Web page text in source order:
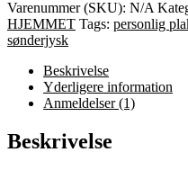
Varenummer (SKU): N/A
HJEMMET Tags: personlig
sønderjysk
Beskrivelse
Yderligere information
Anmeldelser (1)
Beskrivelse